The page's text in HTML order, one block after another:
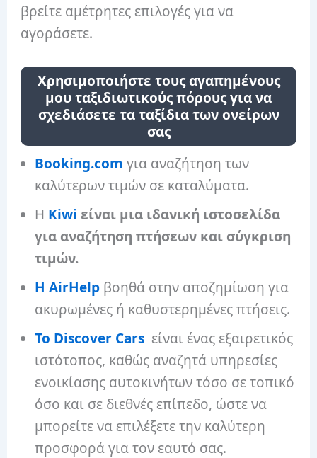
βρείτε αμέτρητες επιλογές για να
αγοράσετε.
Χρησιμοποιήστε τους αγαπημένους
μου ταξιδιωτικούς πόρους για να
σχεδιάσετε τα ταξίδια των ονείρων
σας
Booking.com για αναζήτηση των
καλύτερων τιμών σε καταλύματα.
Η Kiwi είναι μια ιδανική ιστοσελίδα
για αναζήτηση πτήσεων και σύγκριση
τιμών.
Η AirHelp βοηθά στην αποζημίωση για
ακυρωμένες ή καθυστερημένες πτήσεις.
Το Discover Cars είναι ένας εξαιρετικός
ιστότοπος, καθώς αναζητά υπηρεσίες
ενοικίασης αυτοκινήτων τόσο σε τοπικό
όσο και σε διεθνές επίπεδο, ώστε να
μπορείτε να επιλέξετε την καλύτερη
προσφορά για τον εαυτό σας.